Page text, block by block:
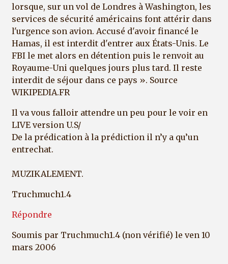
lorsque, sur un vol de Londres à Washington, les
services de sécurité américains font attérir dans
l'urgence son avion. Accusé d'avoir financé le
Hamas, il est interdit d'entrer aux États-Unis. Le
FBI le met alors en détention puis le renvoit au
Royaume-Uni quelques jours plus tard. Il reste
interdit de séjour dans ce pays ». Source
WIKIPEDIA.FR
Il va vous falloir attendre un peu pour le voir en
LIVE version U.S/
De la prédication à la prédiction il n’y a qu’un
entrechat.
MUZIKALEMENT.
Truchmuch1.4
Répondre
Soumis par Truchmuch1.4 (non vérifié) le ven 10
mars 2006